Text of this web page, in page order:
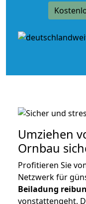
Umziehen
Ornbau
Profitieren Sie
Netzwerk für
Beiladung
vonstattengeht.